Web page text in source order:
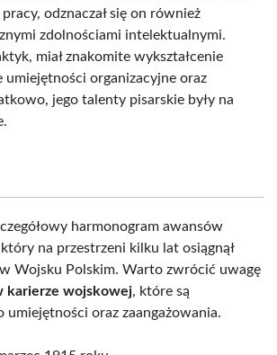
odznaczał się on również
zdolnościami intelektualnymi.
miał znakomite wykształcenie
umiejętności organizacyjne oraz
jego talenty pisarskie były na
harmonogram awansów
na przestrzeni kilku lat osiągnął
Wojsku Polskim. Warto zwrócić uwagę
karierze wojskowej, które są
umiejętności oraz zaangażowania.